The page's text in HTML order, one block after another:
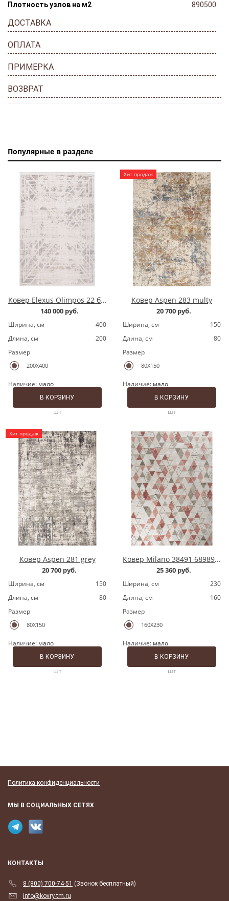
Плотность узлов на м2 890500
ДОСТАВКА
ОПЛАТА
ПРИМЕРКА
ВОЗВРАТ
Популярные в разделе
Ковер Elexus Olimpos 22 бежевый
140 000 руб.
Ширина, cм
400
Длина, cм
200
Размер
200X400
Наличие: мало
шт
В КОРЗИНУ
Хит продаж
Ковер Aspen 283 multy
20 700 руб.
Ширина, cм
150
Длина, cм
80
Размер
80X150
Наличие: мало
шт
В КОРЗИНУ
Хит продаж
Ковер Aspen 281 grey
20 700 руб.
Ширина, cм
150
Длина, cм
80
Размер
80X150
Наличие: мало
шт
В КОРЗИНУ
Ковер Milano 38491 689891 grey/pink
25 360 руб.
Ширина, cм
230
Длина, cм
160
Размер
160X230
Наличие: мало
шт
В КОРЗИНУ
Политика конфиденциальности
МЫ В СОЦИАЛЬНЫХ СЕТЯХ
КОНТАКТЫ
8 (800) 700-74-51 (Звонок бесплатный)
info@kovry-tm.ru